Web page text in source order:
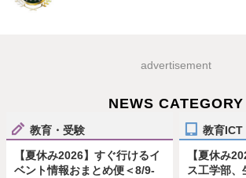
advertisement
NEWS CATEGORY
教育・受験
【夏休み2026】すぐ行けるイ
ベント情報おまとめ便＜8/9-
教育ICT
【夏休み
ス工学部